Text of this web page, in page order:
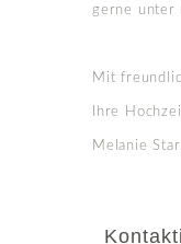
gerne
Mit
Ihre
Melanie